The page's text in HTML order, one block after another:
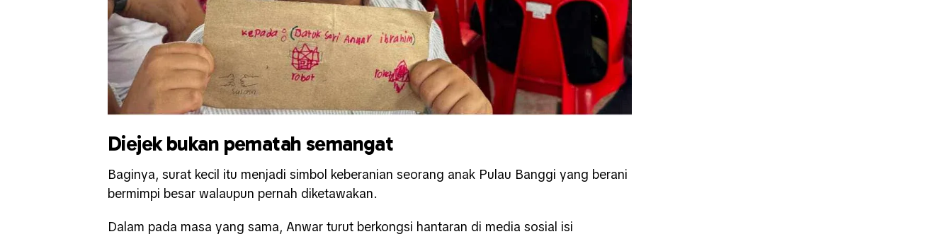
Diejek bukan pematah semangat
Baginya, surat kecil itu menjadi simbol keberanian seorang anak Pulau Banggi yang berani
bermimpi besar walaupun pernah diketawakan.
Dalam pada masa yang sama, Anwar turut berkongsi hantaran di media sosial isi